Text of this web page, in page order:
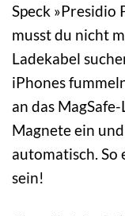
Speck »Presidio
musst du nicht
Ladekabel
iPhones
an das
Magnete ein
automatisch. So
sein!